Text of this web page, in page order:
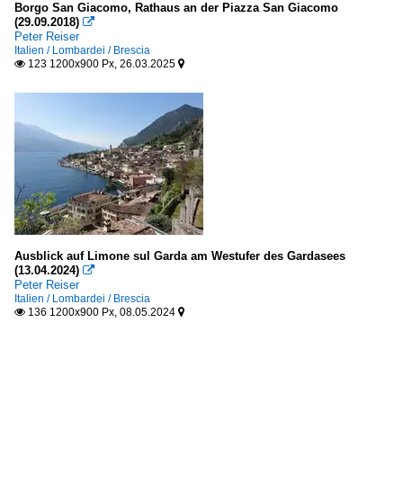
Borgo San Giacomo, Rathaus an der Piazza San Giacomo
(29.09.2018) 
Peter Reiser
Italien / Lombardei / Brescia
 123 1200x900 Px, 26.03.2025 
Ausblick auf Limone sul Garda am Westufer des Gardasees
(13.04.2024) 
Peter Reiser
Italien / Lombardei / Brescia
 136 1200x900 Px, 08.05.2024 